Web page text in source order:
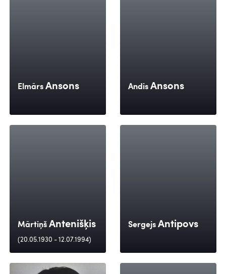
Elmārs Ansons Andis Ansons
Mārtiņš Antenišķis
(20.05.1930 - 12.07.1994)
Sergejs Antipovs